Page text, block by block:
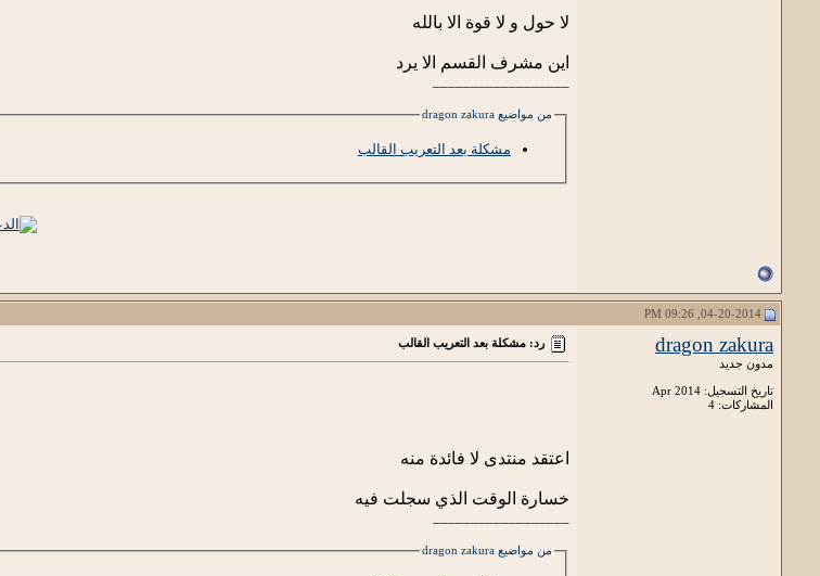
لا حول و لا قوة الا بالله
اين مشرف القسم الا يرد
من مواضيع dragon zakura
مشكلة بعد التعريب القالب
dragon zakura
مدون جديد
تاريخ التسجيل: Apr 2014
المشاركات: 4
رد: مشكلة بعد التعريب القالب
اعتقد منتدى لا فائدة منه
خسارة الوقت الذي سجلت فيه
من مواضيع dragon zakura